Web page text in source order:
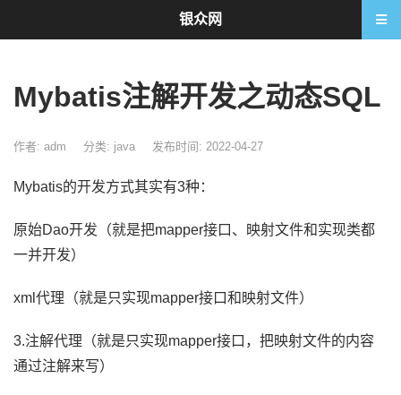
Mybatis注解开发之动态SQL
作者: adm 分类: java 发布时间: 2022-04-27
Mybatis的开发方式其实有3种：
原始Dao开发（就是把mapper接口、映射文件和实现类都
一并开发）
xml代理（就是只实现mapper接口和映射文件）
3.注解代理（就是只实现mapper接口，把映射文件的内容
通过注解来写）
银众网